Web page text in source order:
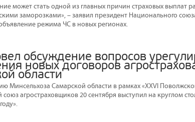
может стать одной из главных причин страховых выплат
заморозками», – заявил президент Национального
режима ЧС в новых регионах.
обсуждение вопросов
новых договоров
области
Минсельхоза Самарской области в рамках «XXVI
агростраховщиков 20 сентября выступил на круглом